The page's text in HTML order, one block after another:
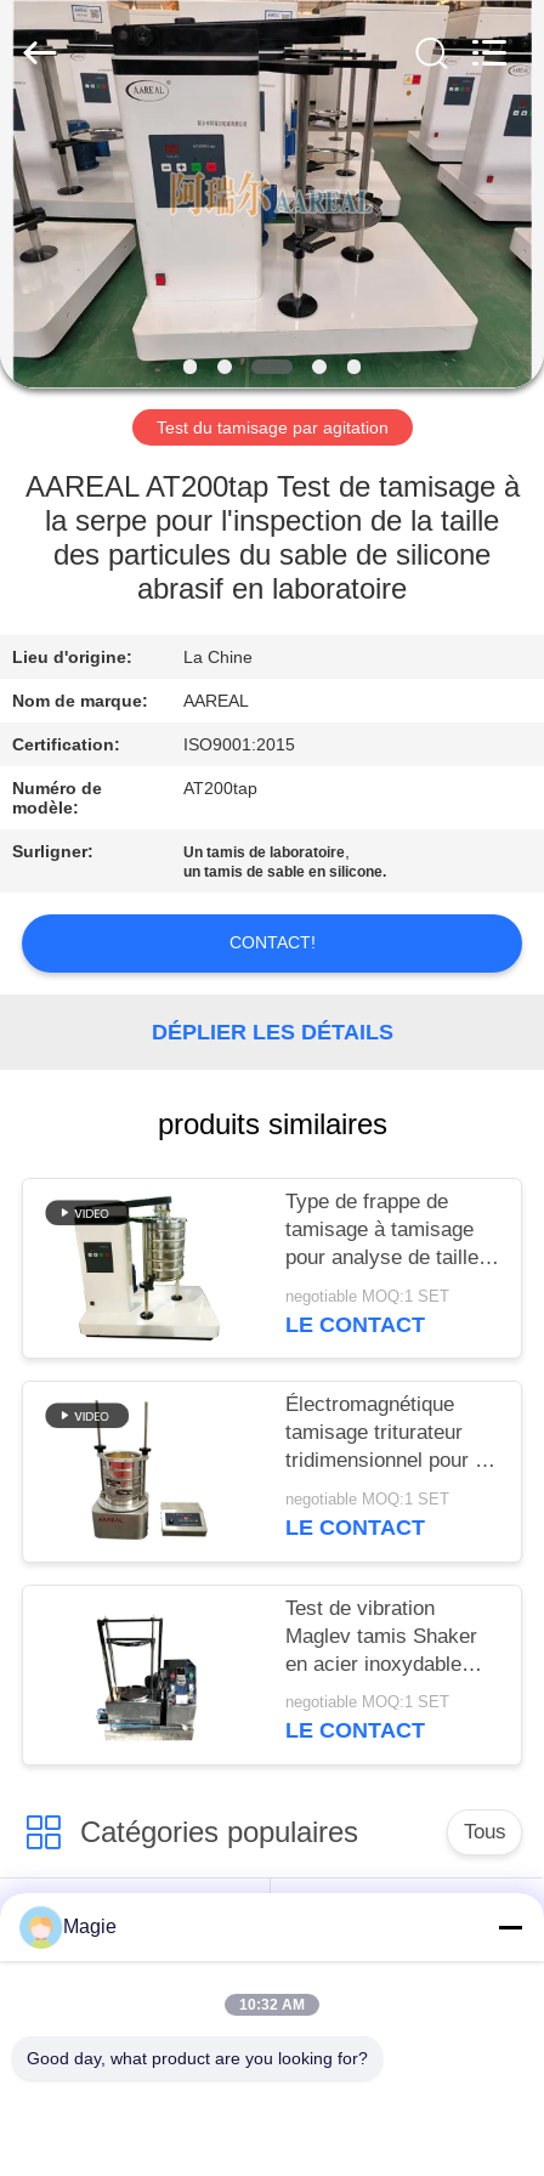
À
LA
MAISON
PRODUITS
À
PROPOS
NOUS
VISITE
CONTRÔLE
DE
LA
NOUS
CONTACTER
DEMANDEZ
DU
SITE
PRIVACY
POLICY
AAREAL
Machine
Co.,Ltd.
Rights
Reserved.
Test du tamisage par agitation
AAREAL AT200tap Test de tamisage à
la serpe pour l'inspection de la taille
des particules du sable de silicone
abrasif en laboratoire
Lieu d'origine: La Chine
Nom de marque: AAREAL
Certification: ISO9001:2015
Numéro de
modèle:
AT200tap
Surligner: Un tamis de laboratoire,
un tamis de sable en silicone.
CONTACT!
DÉPLIER LES DÉTAILS
produits similaires
Type de frappe de
tamisage à tamisage
pour analyse de taille
de particules en
laboratoire
negotiable MOQ:1 SET
LE CONTACT
Électromagnétique
tamisage triturateur
tridimensionnel pour l'
inspection de
granularité de
negotiable MOQ:1 SET
LE CONTACT
Test de vibration
Maglev tamis Shaker
en acier inoxydable
multi-mouvement pour
le tonique
negotiable MOQ:1 SET
LE CONTACT
Catégories populaires Tous
Vibro machine à
écran
Culbuteur Screening
Magie
10:32 AM
Good day, what product are you looking for?